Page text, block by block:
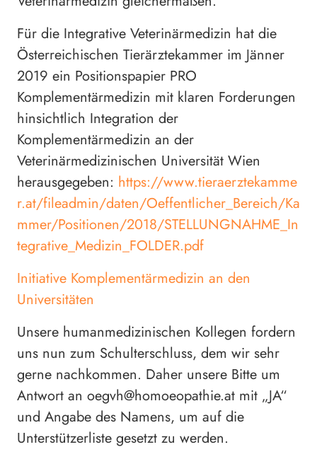
Für die Integrative Veterinärmedizin hat die
Österreichischen Tierärztekammer im Jänner
2019 ein Positionspapier PRO
Komplementärmedizin mit klaren Forderungen
hinsichtlich Integration der
Komplementärmedizin an der
Veterinärmedizinischen Universität Wien
herausgegeben: https://www.tieraerztekamme
r.at/fileadmin/daten/Oeffentlicher_Bereich/Ka
mmer/Positionen/2018/STELLUNGNAHME_In
tegrative_Medizin_FOLDER.pdf
Initiative Komplementärmedizin an den
Universitäten
Unsere humanmedizinischen Kollegen fordern
uns nun zum Schulterschluss, dem wir sehr
gerne nachkommen. Daher unsere Bitte um
Antwort an oegvh@homoeopathie.at mit „JA“
und Angabe des Namens, um auf die
Unterstützerliste gesetzt zu werden.